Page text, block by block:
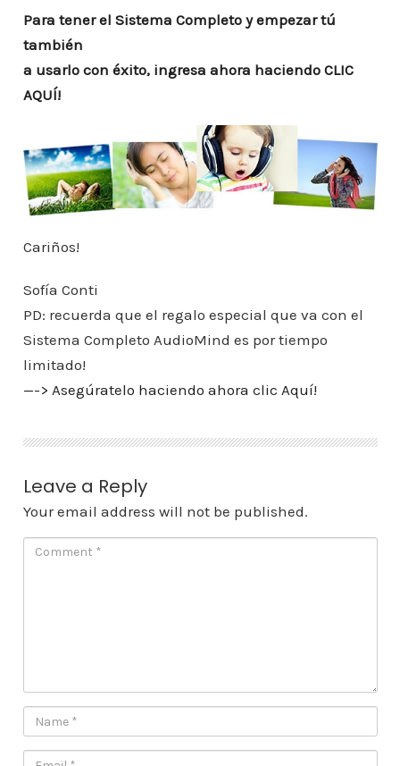
Para tener el Sistema Completo y empezar tú
también
a usarlo con éxito, ingresa ahora haciendo CLIC
AQUÍ!
Cariños!
Sofía Conti
PD: recuerda que el regalo especial que va con el
Sistema Completo AudioMind es por tiempo
limitado!
—-> Asegúratelo haciendo ahora clic Aquí!
Leave a Reply
Your email address will not be published.